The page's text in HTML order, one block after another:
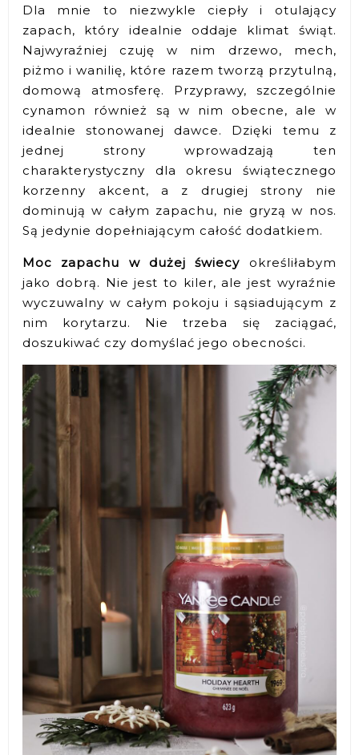
Dla mnie to niezwykle ciepły i otulający
zapach, który idealnie oddaje klimat świąt.
Najwyraźniej czuję w nim drzewo, mech,
piżmo i wanilię, które razem tworzą przytulną,
domową atmosferę. Przyprawy, szczególnie
cynamon również są w nim obecne, ale w
idealnie stonowanej dawce. Dzięki temu z
jednej strony wprowadzają ten
charakterystyczny dla okresu świątecznego
korzenny akcent, a z drugiej strony nie
dominują w całym zapachu, nie gryzą w nos.
Są jedynie dopełniającym całość dodatkiem.
Moc zapachu w dużej świecy określiłabym
jako dobrą. Nie jest to kiler, ale jest wyraźnie
wyczuwalny w całym pokoju i sąsiadującym z
nim korytarzu. Nie trzeba się zaciągać,
doszukiwać czy domyślać jego obecności.